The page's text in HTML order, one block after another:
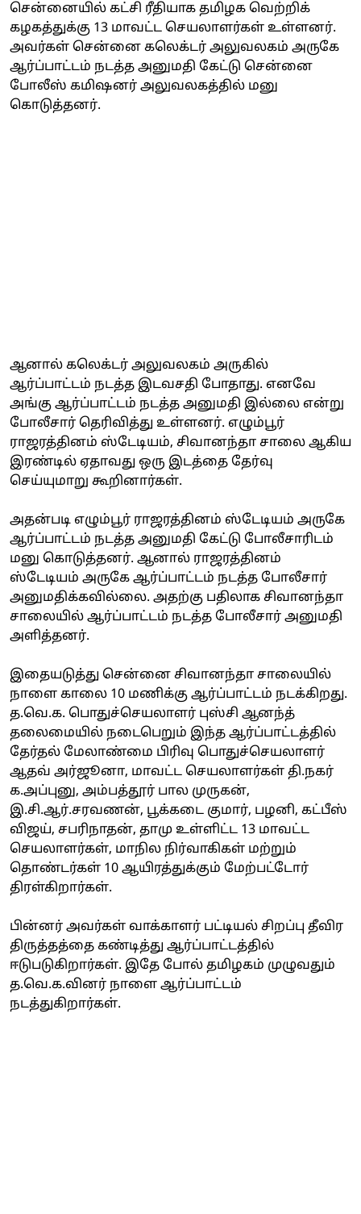
சென்னையில் கட்சி ரீதியாக தமிழக வெற்றிக்
கழகத்துக்கு 13 மாவட்ட செயலாளர்கள் உள்ளனர்.
அவர்கள் சென்னை கலெக்டர் அலுவலகம் அருகே
ஆர்ப்பாட்டம் நடத்த அனுமதி கேட்டு சென்னை
போலீஸ் கமிஷனர் அலுவலகத்தில் மனு
கொடுத்தனர்.
ஆனால் கலெக்டர் அலுவலகம் அருகில்
ஆர்ப்பாட்டம் நடத்த இடவசதி போதாது. எனவே
அங்கு ஆர்ப்பாட்டம் நடத்த அனுமதி இல்லை என்று
போலீசார் தெரிவித்து உள்ளனர். எழும்பூர்
ராஜரத்தினம் ஸ்டேடியம், சிவானந்தா சாலை ஆகிய
இரண்டில் ஏதாவது ஒரு இடத்தை தேர்வு
செய்யுமாறு கூறினார்கள்.
அதன்படி எழும்பூர் ராஜரத்தினம் ஸ்டேடியம் அருகே
ஆர்ப்பாட்டம் நடத்த அனுமதி கேட்டு போலீசாரிடம்
மனு கொடுத்தனர். ஆனால் ராஜரத்தினம்
ஸ்டேடியம் அருகே ஆர்ப்பாட்டம் நடத்த போலீசார்
அனுமதிக்கவில்லை. அதற்கு பதிலாக சிவானந்தா
சாலையில் ஆர்ப்பாட்டம் நடத்த போலீசார் அனுமதி
அளித்தனர்.
இதையடுத்து சென்னை சிவானந்தா சாலையில்
நாளை காலை 10 மணிக்கு ஆர்ப்பாட்டம் நடக்கிறது.
த.வெ.க. பொதுச்செயலாளர் புஸ்சி ஆனந்த்
தலைமையில் நடைபெறும் இந்த ஆர்ப்பாட்டத்தில்
தேர்தல் மேலாண்மை பிரிவு பொதுச்செயலாளர்
ஆதவ் அர்ஜூனா, மாவட்ட செயலாளர்கள் தி.நகர்
க.அப்புனு, அம்பத்தூர் பால முருகன்,
இ.சி.ஆர்.சரவணன், பூக்கடை குமார், பழனி, கட்பீஸ்
விஜய், சபரிநாதன், தாமு உள்ளிட்ட 13 மாவட்ட
செயலாளர்கள், மாநில நிர்வாகிகள் மற்றும்
தொண்டர்கள் 10 ஆயிரத்துக்கும் மேற்பட்டோர்
திரள்கிறார்கள்.
பின்னர் அவர்கள் வாக்காளர் பட்டியல் சிறப்பு தீவிர
திருத்தத்தை கண்டித்து ஆர்ப்பாட்டத்தில்
ஈடுபடுகிறார்கள். இதே போல் தமிழகம் முழுவதும்
த.வெ.க.வினர் நாளை ஆர்ப்பாட்டம்
நடத்துகிறார்கள்.